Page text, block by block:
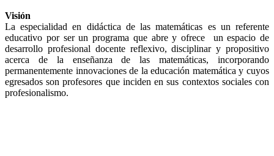
Visión
La especialidad en didáctica de las matemáticas es un referente
educativo por ser un programa que abre y ofrece un espacio de
desarrollo profesional docente reflexivo, disciplinar y propositivo
acerca de la enseñanza de las matemáticas, incorporando
permanentemente innovaciones de la educación matemática y cuyos
egresados son profesores que inciden en sus contextos sociales con
profesionalismo.